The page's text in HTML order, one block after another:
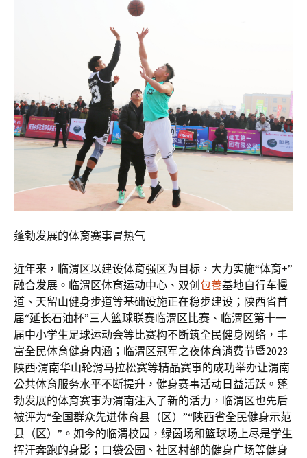
蓬勃发展的体育赛事冒热气
近年来，临渭区以建设体育强区为目标，大力实施“体育+”
融合发展。临渭区体育运动中心、双创 包養基地自行车慢
道、天留山健身步道等基础设施正在稳步建设；陕西省首
届“延长石油杯”三人篮球联赛临渭区比赛、临渭区第十一
届中小学生足球运动会等比赛构不断筑全民健身网络，丰
富全民体育健身内涵；临渭区冠军之夜体育消费节暨2023
陕西·渭南华山轮滑马拉松赛等精品赛事的成功举办让渭南
公共体育服务水平不断提升，健身赛事活动日益活跃。蓬
勃发展的体育赛事为渭南注入了新的活力，临渭区也先后
被评为“全国群众先进体育县（区）”“陕西省全民健身示范
县（区）”。如今的临渭校园，绿茵场和篮球场上尽是学生
挥汗奔跑的身影；口袋公园、社区村部的健身广场等健身